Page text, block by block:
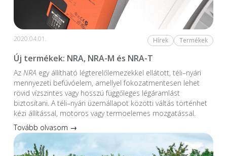
2020.04.01. Hírek Termékek
Új termékek: NRA, NRA-M és NRA-T
Az NRA egy állítható légterelőlemezekkel ellátott, téli–nyári
mennyezeti befúvóelem, amellyel fokozatmentesen lehet
rövid vízszintes vagy hosszú függőleges légáramlást
biztosítani. A téli–nyári üzemállapot közötti váltás történhet
kézi állítással, motoros vagy termoelemes mozgatással.
Tovább olvasom →